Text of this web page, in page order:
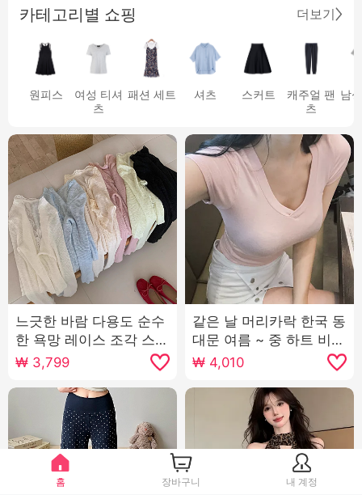
카테고리별 쇼핑 더보기
원피스
여성 티셔
츠
패션 세트 셔츠 스커트
캐주얼 팬
츠
남
느긋한 바람 다용도 순수
한 욕망 레이스 조각 스트
랩 니트 오픈 가디건 여성
봄 미니멀리즘 슬림해 보
이는 긴팔 태양 보호 셔츠
₩ 3,799
같은 날 머리카락 한국 동
대문 여름 ~ 중 하트 비트
달콤한 라이트 핑크 V 칼
to059 할머니
₩ 4,010
홈 장바구니 내 계정